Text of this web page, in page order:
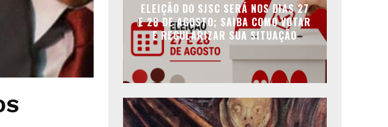
ELEIÇÃO DO SJSC SERÁ NOS DIAS 27
E 28 DE AGOSTO; SAIBA COMO VOTAR
E REGULARIZAR SUA SITUAÇÃO